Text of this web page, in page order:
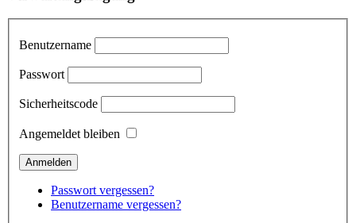
Benutzername
Passwort
Sicherheitscode
Angemeldet bleiben
Passwort vergessen?
Benutzername vergessen?